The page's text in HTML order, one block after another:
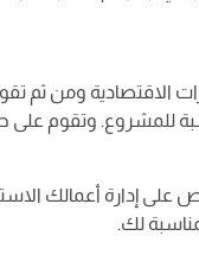
ومن ثم
للمشروع. وتقوم
إدارة أعمالك
لك.